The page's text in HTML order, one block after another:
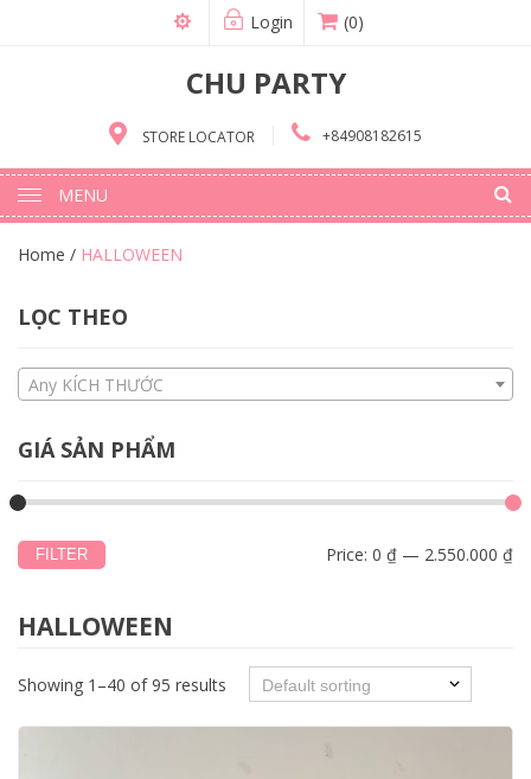
Login (0)
CHU PARTY
STORE LOCATOR +84908182615
MENU
Home / HALLOWEEN
LỌC THEO
Any KÍCH THƯỚC
GIÁ SẢN PHẨM
FILTER Price: 0 ₫ — 2.550.000 ₫
HALLOWEEN
Showing 1–40 of 95 results